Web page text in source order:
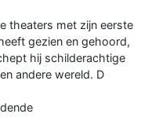
theaters met zijn eerste
gezien en gehoord,
hij schilderachtige
andere wereld. D